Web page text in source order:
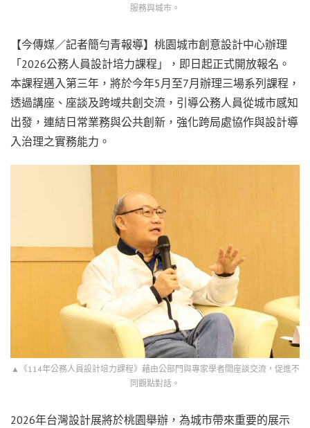
服務與城市。
【今傳媒／記者簡勻青報導】桃園城市創意設計中心辦理
「2026公務人員設計培力課程」，即日起正式開放報名。
本課程邁入第三年，將於今年5月至7月辦理三場系列課程，
透過講座、座談及跨域共創交流，引導公務人員從城市感知
出發，連結日常業務與公共創新，強化跨局處協作與設計導
入治理之實務能力。
▲《114年公務人員設計培力課程》藉由公部門與專家學者間座談交流，促進不
同觀點對話。
2026年台灣設計展將於桃園舉辦，為城市帶來重要的展示